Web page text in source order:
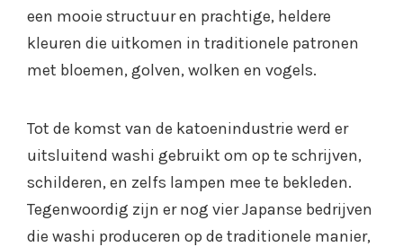
een mooie structuur en prachtige, heldere
kleuren die uitkomen in traditionele patronen
met bloemen, golven, wolken en vogels.
Tot de komst van de katoenindustrie werd er
uitsluitend washi gebruikt om op te schrijven,
schilderen, en zelfs lampen mee te bekleden.
Tegenwoordig zijn er nog vier Japanse bedrijven
die washi produceren op de traditionele manier,